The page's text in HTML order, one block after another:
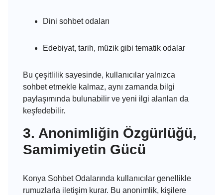
Dini sohbet odaları
Edebiyat, tarih, müzik gibi tematik odalar
Bu çeşitlilik sayesinde, kullanıcılar yalnızca
sohbet etmekle kalmaz, aynı zamanda bilgi
paylaşımında bulunabilir ve yeni ilgi alanları da
keşfedebilir.
3. Anonimliğin Özgürlüğü,
Samimiyetin Gücü
Konya Sohbet Odalarında kullanıcılar genellikle
rumuzlarla iletişim kurar. Bu anonimlik, kişilere